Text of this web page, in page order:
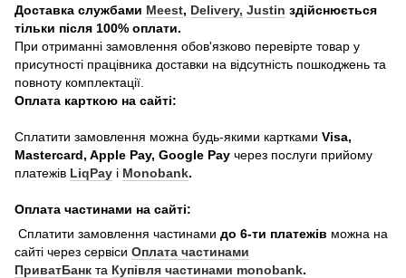
Доставка службами Meest, Delivery, Justin здійснюється
тільки після 100% оплати.
При отриманні замовлення обов'язково перевірте товар у
присутності працівника доставки на відсутність пошкоджень та
повноту комплектації.
Оплата карткою на сайті:
Сплатити замовлення можна будь-якими картками Visa,
Mastercard, Apple Pay, Google Pay через послуги прийому
платежів LiqPay і Monobank.
Оплата частинами на сайті:
Сплатити замовлення частинами до 6-ти платежів можна на
сайті через сервіси Оплата частинами
ПриватБанк та Купівля частинами monobank.